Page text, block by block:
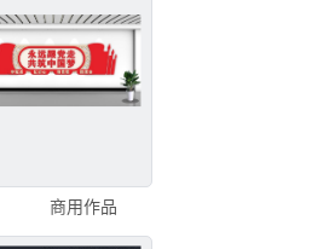
商用作品